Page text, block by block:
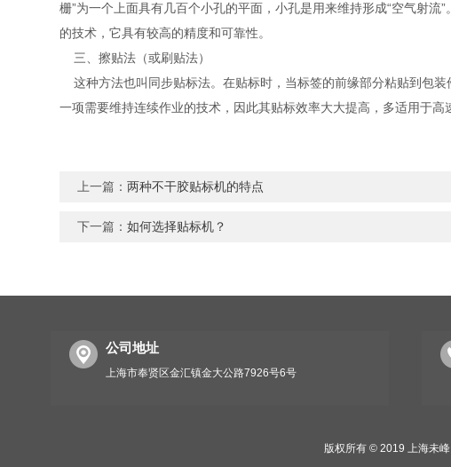
栅”为一个上面具有几百个小孔的平面，小孔是用来维持形成“空气射
的技术，它具有较高的精度和可靠性。
三、擦贴法（或刷贴法）
这种方法也叫同步贴标法。在贴标时，当标签的前缘部分粘贴到包
一项需要维持连续作业的技术，因此其贴标效率大大提高，多适用于高
上一篇：两种不干胶贴标机的特点
下一篇：如何选择贴标机？
公司地址
上海市奉贤区金汇镇金大公路7926号6号
版权所有 © 2019 上海未